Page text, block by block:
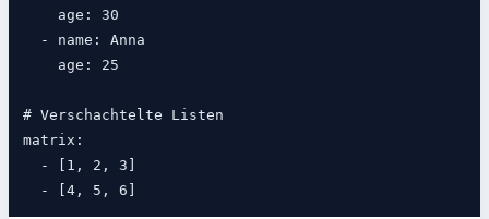
    age: 30
  - name: Anna
    age: 25
# Verschachtelte Listen
matrix:
  - [1, 2, 3]